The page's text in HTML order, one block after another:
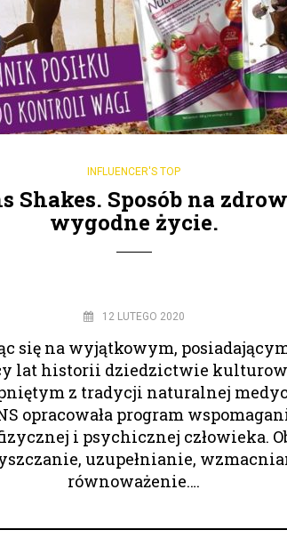
INFLUENCER'S TOP
Shakes. Sposób na
wygodne życie.
12 LUTEGO 2020
się na wyjątkowym,
lat historii dziedzictwie
z tradycji naturalnej
opracowała program
i psychicznej człowieka.
uzupełnianie,
równoważenie….